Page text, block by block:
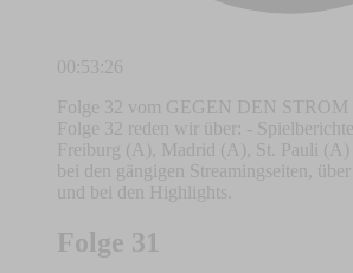
00:53:26
Folge 32 vom GEGEN DEN STROM
Folge 32 reden wir über: -
Freiburg (A), Madrid (A), St. Pauli
bei den gängigen Streamingseiten,
und bei den Highlights.
Folge 31